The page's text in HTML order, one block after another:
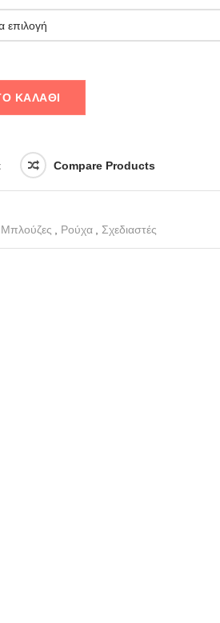
ΚΑΛΆΘΙ
Compare Products
Μπλούζες Ρούχα Σχεδιαστές